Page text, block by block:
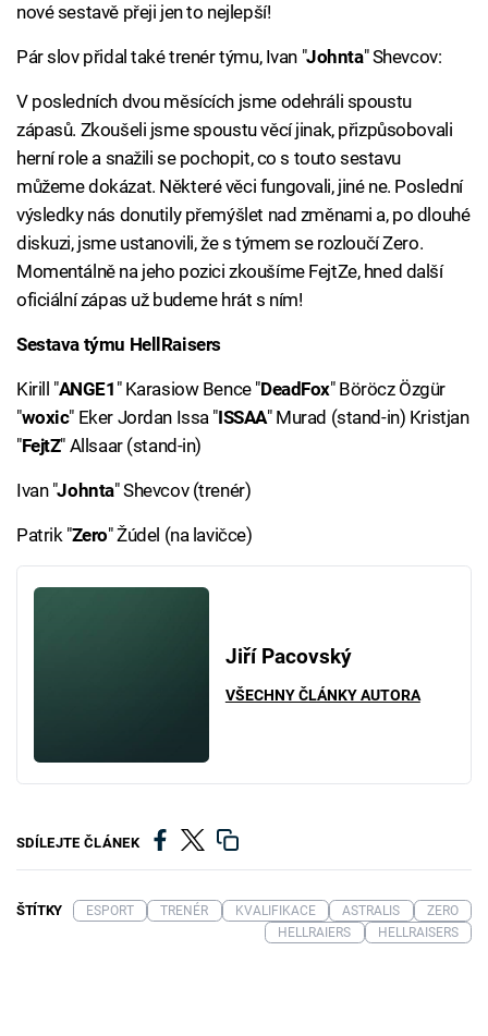
nové sestavě přeji jen to nejlepší!
Pár slov přidal také trenér týmu, Ivan "Johnta" Shevcov:
V posledních dvou měsících jsme odehráli spoustu
zápasů. Zkoušeli jsme spoustu věcí jinak, přizpůsobovali
herní role a snažili se pochopit, co s touto sestavu
můžeme dokázat. Některé věci fungovali, jiné ne. Poslední
výsledky nás donutily přemýšlet nad změnami a, po dlouhé
diskuzi, jsme ustanovili, že s týmem se rozloučí Zero.
Momentálně na jeho pozici zkoušíme FejtZe, hned další
oficiální zápas už budeme hrát s ním!
Sestava týmu HellRaisers
Kirill "ANGE1 " Karasiow Bence "DeadFox" Böröcz Özgür
"woxic" Eker Jordan Issa "ISSAA" Murad (stand-in) Kristjan
"FejtZ" Allsaar (stand-in)
Ivan "Johnta" Shevcov (trenér)
Patrik "Zero" Žúdel (na lavičce)
Jiří Pacovský
VŠECHNY ČLÁNKY AUTORA
SDÍLEJTE ČLÁNEK
ŠTÍTKY ESPORT TRENÉR KVALIFIKACE ASTRALIS
ZERO
HELLRAIERS
HELLRAISERS